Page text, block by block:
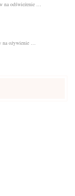
na odświeżenie …
ożywienie …